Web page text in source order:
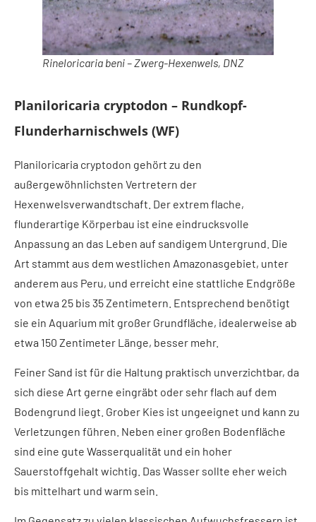
Rineloricaria beni – Zwerg-Hexenwels, DNZ
Planiloricaria cryptodon – Rundkopf-
Flunderharnischwels (WF)
Planiloricaria cryptodon gehört zu den
außergewöhnlichsten Vertretern der
Hexenwelsverwandtschaft. Der extrem flache,
flunderartige Körperbau ist eine eindrucksvolle
Anpassung an das Leben auf sandigem Untergrund. Die
Art stammt aus dem westlichen Amazonasgebiet, unter
anderem aus Peru, und erreicht eine stattliche Endgröße
von etwa 25 bis 35 Zentimetern. Entsprechend benötigt
sie ein Aquarium mit großer Grundfläche, idealerweise ab
etwa 150 Zentimeter Länge, besser mehr.
Feiner Sand ist für die Haltung praktisch unverzichtbar, da
sich diese Art gerne eingräbt oder sehr flach auf dem
Bodengrund liegt. Grober Kies ist ungeeignet und kann zu
Verletzungen führen. Neben einer großen Bodenfläche
sind eine gute Wasserqualität und ein hoher
Sauerstoffgehalt wichtig. Das Wasser sollte eher weich
bis mittelhart und warm sein.